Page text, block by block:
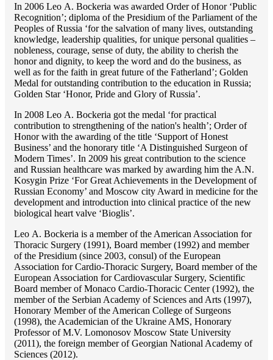
In 2006 Lео A. Bockeria was awarded Order of Honor ‘Public
Recognition’; diploma of the Presidium of the Parliament of the
Peoples of Russia ‘for the salvation of many lives, outstanding
knowledge, leadership qualities, for unique personal qualities –
nobleness, courage, sense of duty, the ability to cherish the
honor and dignity, to keep the word and do the business, as
well as for the faith in great future of the Fatherland’; Golden
Medal for outstanding сontribution to the education in Russia;
Golden Star ‘Honor, Pride and Glory of Russia’.
In 2008 Lео A. Bockeria got the medal ‘for practical
contribution to strengthening of the nation's health’; Order of
Honor with the awarding of the title ‘Support of Honest
Business’ and the honorary title ‘A Distinguished Surgeon of
Modern Times’. In 2009 his great contribution to the science
and Russian healthcare was marked by awarding him the A.N.
Kosygin Prize ‘For Great Achievements in the Development of
Russian Economy’ and Moscow city Award in medicine for the
development and introduction into clinical practice of the new
biological heart valve ‘Bioglis’.
Lео A. Bockeria is a member of the American Association for
Thoracic Surgery (1991), Board member (1992) and member
of the Presidium (since 2003, consul) of the European
Association for Cardio-Thoracic Surgery, Board member of the
European Association for Cardiovascular Surgery, Scientific
Board member of Monaco Cardio-Thoracic Center (1992), the
member of the Serbian Academy of Sciences and Arts (1997),
Honorary Member of the American College of Surgeons
(1998), the Academician of the Ukraine AMS, Honorary
Professor of M.V. Lomonosov Moscow State University
(2011), the foreign member of Georgian National Academy of
Sciences (2012).